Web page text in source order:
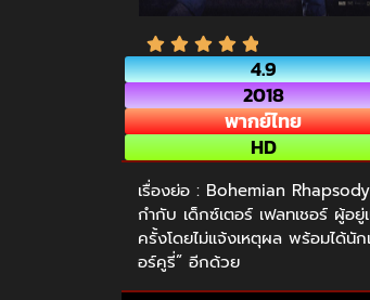
4.9
2018
พากย์ไทย
HD
เรื่องย่อ : Bohemian
กำกับ เด็กซ์เตอร์ เฟลทเชอร์ ผู้อ
ครั้งโดยไม่แจ้งเหตุผล พร้อมได้นั
อร์คูรี่” อีกด้วย